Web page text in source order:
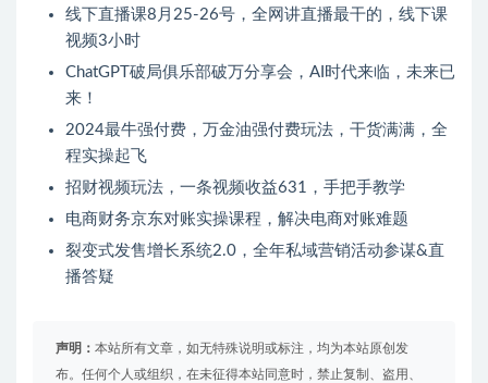
线下直播课8月25-26号，全网讲直播最干的，线下课
视频3小时
ChatGPT破局俱乐部破万分享会，AI时代来临，未来已
来！
2024最牛强付费，万金油强付费玩法，干货满满，全
程实操起飞
招财视频玩法，一条视频收益631，手把手教学
电商财务京东对账实操课程，解决电商对账难题
裂变式发售增长系统2.0，全年私域营销活动参谋&直
播答疑
声明： 本站所有文章，如无特殊说明或标注，均为本站原创发
布。任何个人或组织，在未征得本站同意时，禁止复制、盗用、